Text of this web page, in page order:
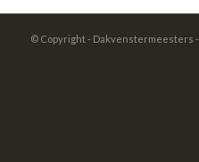
© Copyright - Dakvenstermeesters -